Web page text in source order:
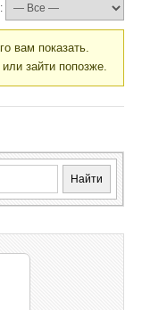
вам показать.
зайти попозже.